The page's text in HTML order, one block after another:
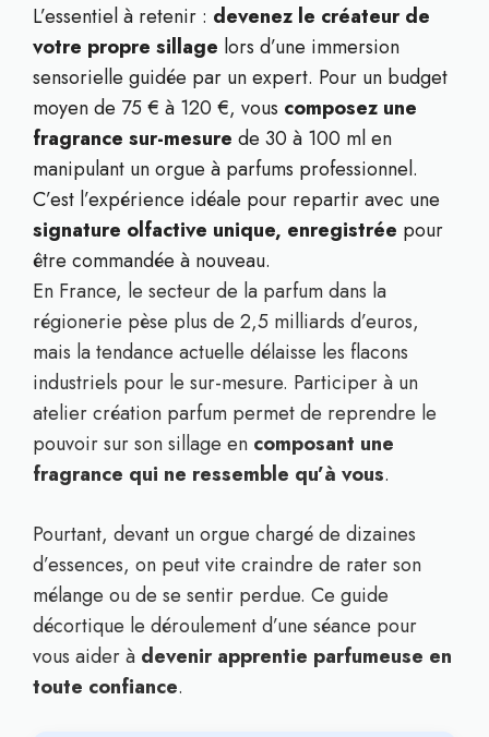
L’essentiel à retenir : devenez le créateur de
votre propre sillage lors d’une immersion
sensorielle guidée par un expert. Pour un budget
moyen de 75 € à 120 €, vous composez une
fragrance sur-mesure de 30 à 100 ml en
manipulant un orgue à parfums professionnel.
C’est l’expérience idéale pour repartir avec une
signature olfactive unique, enregistrée pour
être commandée à nouveau.
En France, le secteur de la parfum dans la
régionerie pèse plus de 2,5 milliards d’euros,
mais la tendance actuelle délaisse les flacons
industriels pour le sur-mesure. Participer à un
atelier création parfum permet de reprendre le
pouvoir sur son sillage en composant une
fragrance qui ne ressemble qu’à vous.
Pourtant, devant un orgue chargé de dizaines
d’essences, on peut vite craindre de rater son
mélange ou de se sentir perdue. Ce guide
décortique le déroulement d’une séance pour
vous aider à devenir apprentie parfumeuse en
toute confiance.